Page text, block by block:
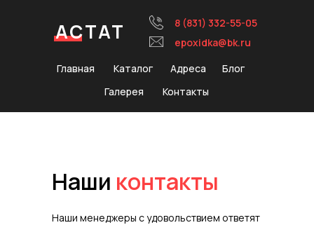
АСТАТ
Главная Каталог Адреса
Блог
Галерея
Контакты
8 (831) 332-55-05
epoxidka@bk.ru
Наши менеджеры с удовольствием ответят
Наши контакты